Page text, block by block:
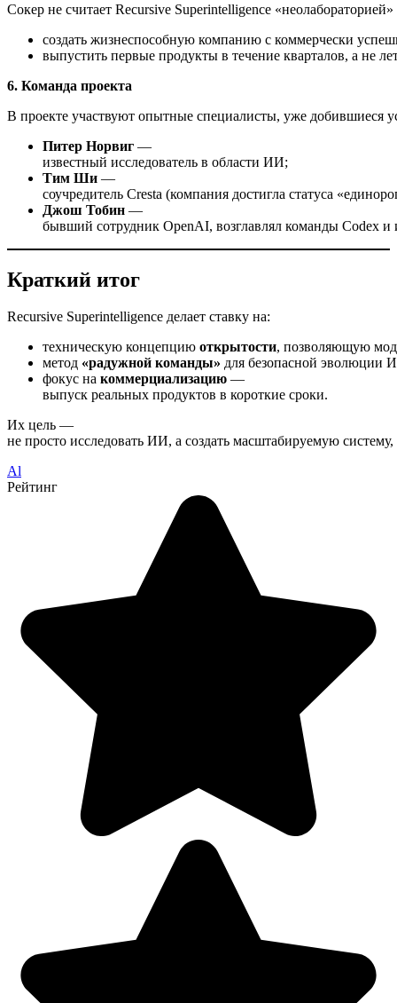
Сокер не считает Recursive Superintelligence
создать жизнеспособную компанию с коммерчески
выпустить первые продукты в течение кварталов, а не
6. Команда проекта
В проекте участвуют опытные специалисты, уже добившиеся
Питер Норвиг —
известный исследователь в области ИИ;
Тим Ши —
соучредитель Cresta (компания достигла статуса
Джош Тобин —
бывший сотрудник OpenAI, возглавлял команды Codex и
Краткий итог
Recursive Superintelligence делает ставку на:
техническую концепцию открытости, позволяющую
метод «радужной команды» для безопасной эволюции
фокус на коммерциализацию —
выпуск реальных продуктов в короткие сроки.
Их цель —
не просто исследовать ИИ, а создать масштабируемую
Al
Рейтинг